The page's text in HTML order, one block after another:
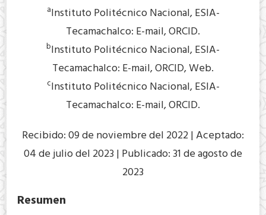
aInstituto Politécnico Nacional, ESIA-
Tecamachalco: E-mail, ORCID.
bInstituto Politécnico Nacional, ESIA-
Tecamachalco: E-mail, ORCID, Web.
cInstituto Politécnico Nacional, ESIA-
Tecamachalco: E-mail, ORCID.
Recibido: 09 de noviembre del 2022 | Aceptado:
04 de julio del 2023 | Publicado: 31 de agosto de
2023
Resumen